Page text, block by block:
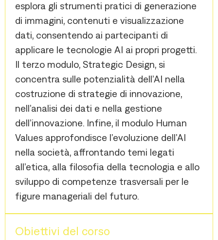
esplora gli strumenti pratici di generazione
di immagini, contenuti e visualizzazione
dati, consentendo ai partecipanti di
applicare le tecnologie AI ai propri progetti.
Il terzo modulo, Strategic Design, si
concentra sulle potenzialità dell’AI nella
costruzione di strategie di innovazione,
nell’analisi dei dati e nella gestione
dell’innovazione. Infine, il modulo Human
Values approfondisce l’evoluzione dell’AI
nella società, affrontando temi legati
all’etica, alla filosofia della tecnologia e allo
sviluppo di competenze trasversali per le
figure manageriali del futuro.
Obiettivi del corso